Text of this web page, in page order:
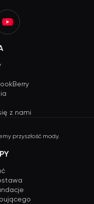
z nami
przyszłość mody.